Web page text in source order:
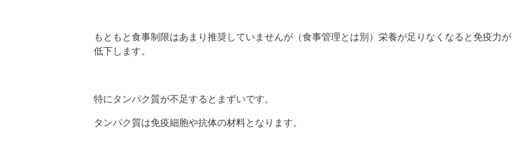
もともと食事制限はあまり推奨していませんが（食事管理とは別）栄養が足りなくなると免疫力が
低下します。
特にタンパク質が不足するとまずいです。
タンパク質は免疫細胞や抗体の材料となります。